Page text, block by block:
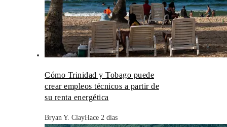
Cómo Trinidad y Tobago puede
crear empleos técnicos a partir de
su renta energética
Bryan Y. ClayHace 2 días